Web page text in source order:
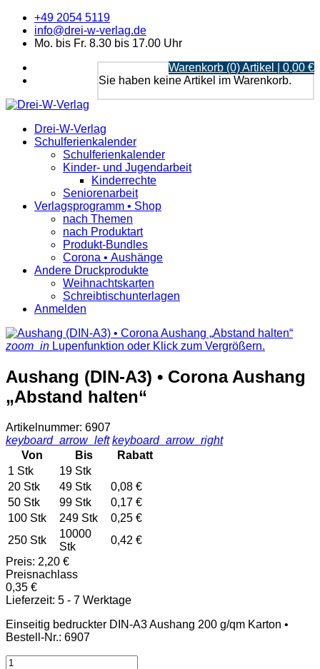
+49 2054 5119
info@drei-w-verlag.de
Mo. bis Fr. 8.30 bis 17.00 Uhr
Warenkorb (0) Artikel | 0,00 €
Sie haben keine Artikel im Warenkorb.
Drei-W-Verlag
Schulferienkalender
Schulferienkalender
Kinder- und Jugendarbeit
Kinderrechte
Seniorenarbeit
Verlagsprogramm • Shop
nach Themen
nach Produktart
Produkt-Bundles
Corona • Aushänge
Andere Druckprodukte
Weihnachtskarten
Schreibtischunterlagen
Anmelden
zoom_in Lupenfunktion oder Klick zum Vergrößern.
Aushang (DIN-A3) • Corona Aushang
„Abstand halten“
Artikelnummer: 6907
keyboard_arrow_left keyboard_arrow_right
Von
Bis
Rabatt
1 Stk
19 Stk
20 Stk
49 Stk
0,08 €
50 Stk
99 Stk
0,17 €
100 Stk
249 Stk
0,25 €
250 Stk
10000
Stk
0,42 €
Preis: 2,20 €
Preisnachlass
0,35 €
Lieferzeit: 5 - 7 Werktage
Einseitig bedruckter DIN-A3 Aushang 200 g/qm Karton •
Bestell-Nr.: 6907